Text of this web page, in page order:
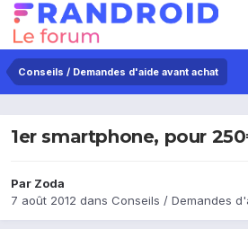
Conseils / Demandes d'aide avant achat
1er smartphone, pour
Par Zoda
7 août 2012 dans Conseils / Demandes